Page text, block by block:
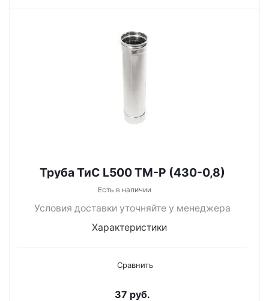
Труба ТиС L500 ТМ-Р (430-0,8)
Есть в наличии
Условия доставки уточняйте у менеджера
Характеристики
Сравнить
37 руб.